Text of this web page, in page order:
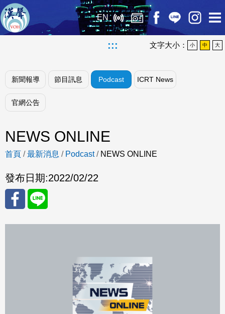
EN
::: 文字大小： 小 中 大
新聞報導 節目訊息 Podcast ICRT News
官網公告
NEWS ONLINE
首頁 /最新消息 / Podcast / NEWS ONLINE
發布日期:2022/02/22
分享 分享